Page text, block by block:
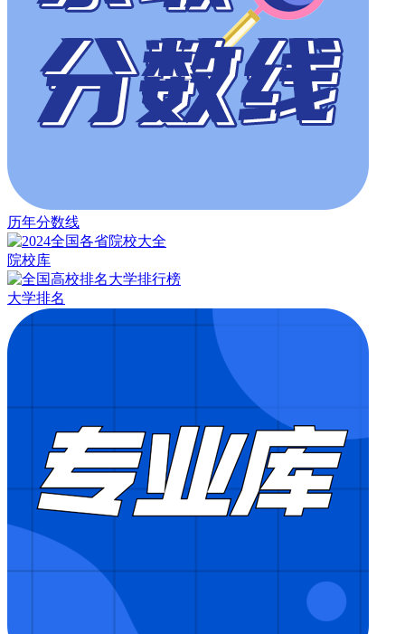
历年分数线
院校库
大学排名